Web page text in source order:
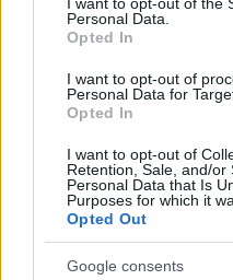
Personal Data.
Opted In
I want to opt-out of
Personal Data for
Opted In
I want to opt-out of
Retention, Sale, and/or
Personal Data that Is
Purposes for which it
Opted Out
Google consents
hozom a jó híreket, be
nehezebb dolgom van,
Ricából, Puerto Viejoból
hagyományok
ezen a túrán veszek